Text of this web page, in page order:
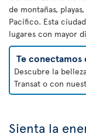
de montañas,
Pacífico. Esta
lugares con mayor
Te conectamos
Descubre la
Transat o con
Sienta la